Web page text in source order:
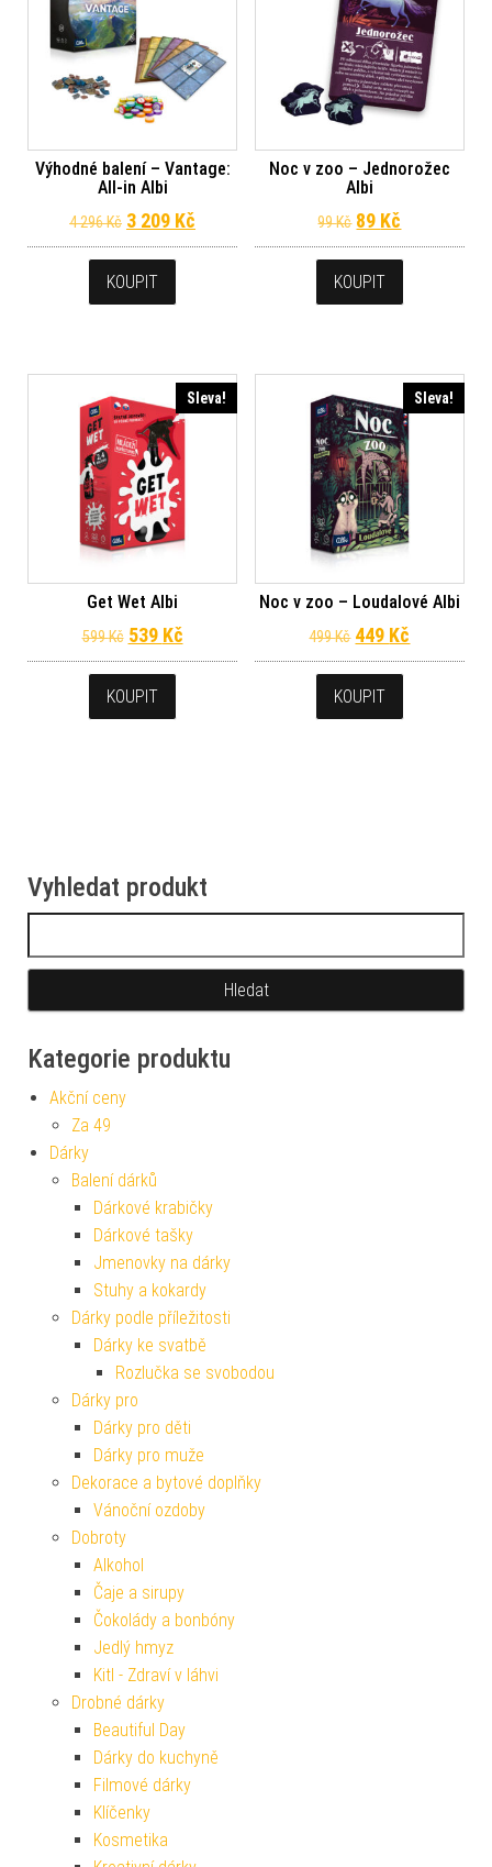
Výhodné balení – Vantage:
All-in Albi
4 296Kč Původní cena byla: 4 296 Kč.
3 209 Kč Aktuální cena je: 3 209 Kč.
KOUPIT
Noc v zoo – Jednorožec
Albi
99Kč Původní cena
89 Kč
KOUPIT
Sleva!
Get Wet Albi
599Kč Původní cena byla: 599 Kč.
539 KčAktuální cena je: 539 Kč.
KOUPIT
Sleva!
Noc v zoo – Loudalové Albi
499Kč Původní cena
449 Kč
KOUPIT
Vyhledat produkt
Kategorie produktu
Akční ceny
Za 49
Dárky
Balení dárků
Dárkové krabičky
Dárkové tašky
Jmenovky na dárky
Stuhy a kokardy
Dárky podle příležitosti
Dárky ke svatbě
Rozlučka se svobodou
Dárky pro
Dárky pro děti
Dárky pro muže
Dekorace a bytové doplňky
Vánoční ozdoby
Dobroty
Alkohol
Čaje a sirupy
Čokolády a bonbóny
Jedlý hmyz
Kitl - Zdraví v láhvi
Drobné dárky
Beautiful Day
Dárky do kuchyně
Filmové dárky
Klíčenky
Kosmetika